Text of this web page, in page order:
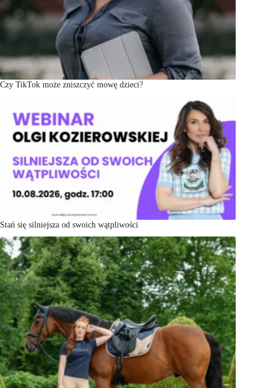
Czy TikTok może zniszczyć mowę dzieci?
Stań się silniejsza od swoich wątpliwości